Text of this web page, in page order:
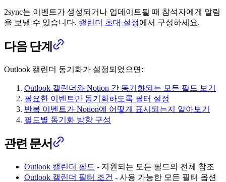
2sync는 이벤트가 생성되거나 업데이트될 때 참석자에게 알림
을 보낼 수 있습니다. 캘린더 초대 설정에서 구성하세요.
다음 단계
Outlook 캘린더 동기화가 설정되었으면:
Outlook 캘린더와 Notion 간 동기화되는 모든 필드 보기
필요한 이벤트만 동기화하도록 필터 설정
반복 이벤트가 Notion에 어떻게 표시되는지 알아보기
필드별 동기화 방향 구성
관련 문서
Outlook 캘린더 필드 - 지원되는 모든 필드의 전체 참조
Outlook 캘린더 필터 조건 - 사용 가능한 모든 필터 옵션